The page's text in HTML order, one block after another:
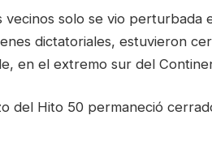
solo se vio perturbada
dictatoriales, estuvieron
en el extremo sur del
del Hito 50 permaneció